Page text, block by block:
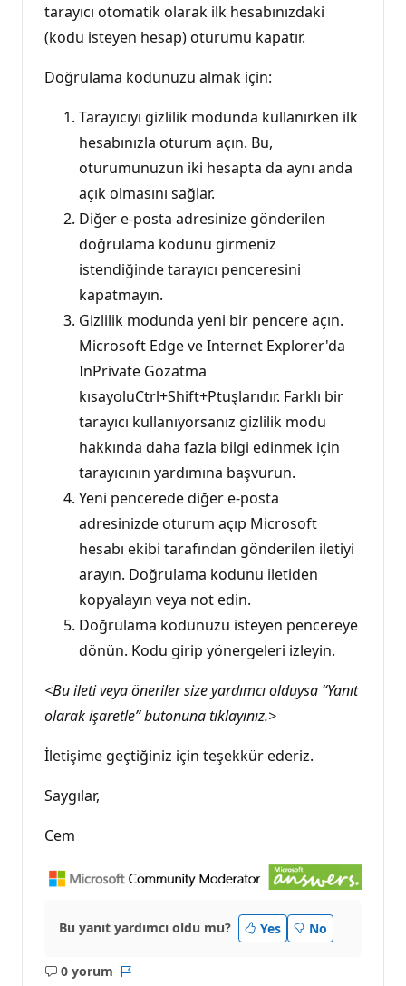
tarayıcı otomatik olarak ilk hesabınızdaki
(kodu isteyen hesap) oturumu kapatır.
Doğrulama kodunuzu almak için:
Tarayıcıyı gizlilik modunda kullanırken ilk
hesabınızla oturum açın. Bu,
oturumunuzun iki hesapta da aynı anda
açık olmasını sağlar.
Diğer e-posta adresinize gönderilen
doğrulama kodunu girmeniz
istendiğinde tarayıcı penceresini
kapatmayın.
Gizlilik modunda yeni bir pencere açın.
Microsoft Edge ve Internet Explorer'da
InPrivate Gözatma
kısayoluCtrl+Shift+Ptuşlarıdır. Farklı bir
tarayıcı kullanıyorsanız gizlilik modu
hakkında daha fazla bilgi edinmek için
tarayıcının yardımına başvurun.
Yeni pencerede diğer e-posta
adresinizde oturum açıp Microsoft
hesabı ekibi tarafından gönderilen iletiyi
arayın. Doğrulama kodunu iletiden
kopyalayın veya not edin.
Doğrulama kodunuzu isteyen pencereye
dönün. Kodu girip yönergeleri izleyin.
<Bu ileti veya öneriler size yardımcı olduysa “Yanıt
olarak işaretle” butonuna tıklayınız.>
İletişime geçtiğiniz için teşekkür ederiz.
Saygılar,
Cem
Bu yanıt yardımcı oldu mu? Yes No
0 yorum
Açıklama